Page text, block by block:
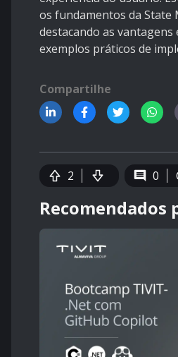
os fundamentos da State
destacando as vantagens
exemplos práticos de
Compartilhe
2 0
Recomendados